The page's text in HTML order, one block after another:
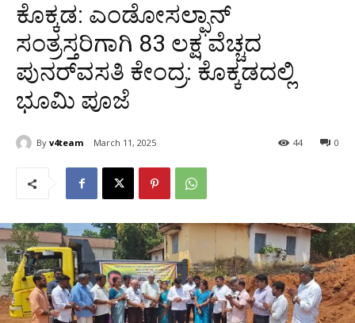
ಕೊಕ್ಕಡ: ಎಂಡೋಸಲ್ಫಾನ್
ಸಂತ್ರಸ್ತರಿಗಾಗಿ 83 ಲಕ್ಷ ವೆಚ್ಚದ
ಪುನರ್‌ವಸತಿ ಕೇಂದ್ರ: ಕೊಕ್ಕಡದಲ್ಲಿ
ಭೂಮಿ ಪೂಜೆ
By v4team March 11, 2025 0
44